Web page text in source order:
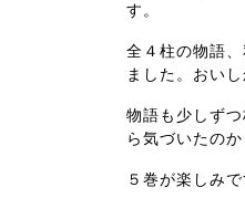
す。
全４柱の物語
ました。おいし
物語も少しず
ら気づいたの
５巻が楽しみで